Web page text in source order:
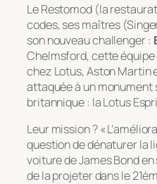
LeRestomod(la
codes, ses maîtres
son nouveau challenger :
Chelmsford, cette équipe
chez Lotus, Aston Martin
attaquée à un monument
britannique : la Lotus
Leur mission ? «
question de dénaturer la
voiture de James Bond
de la projeter dans le